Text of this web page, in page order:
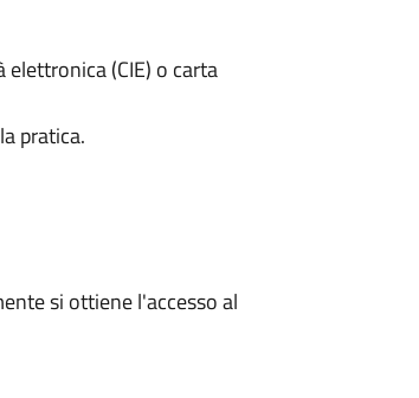
(CIE) o carta
pratica.
si ottiene l'accesso al